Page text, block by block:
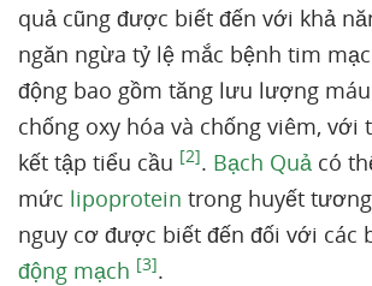
quả cũng được biết đến với khả
ngăn ngừa tỷ lệ mắc bệnh tim
động bao gồm tăng lưu lượng
chống oxy hóa và chống viêm, với
kết tập tiểu cầu [2]. Bạch Quả có
mức lipoprotein trong huyết
nguy cơ được biết đến đối với các
động mạch [3].